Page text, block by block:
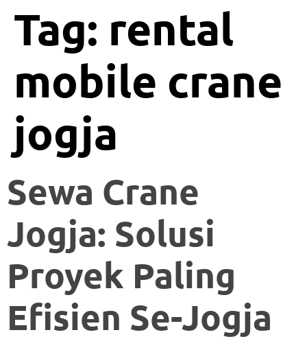
Tag: rental
mobile crane
jogja
Sewa Crane
Jogja: Solusi
Proyek Paling
Efisien Se-Jogja